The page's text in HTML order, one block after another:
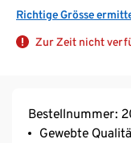
Richtige Grösse
Zur Zeit nicht
Bestellnummer:
Gewebte